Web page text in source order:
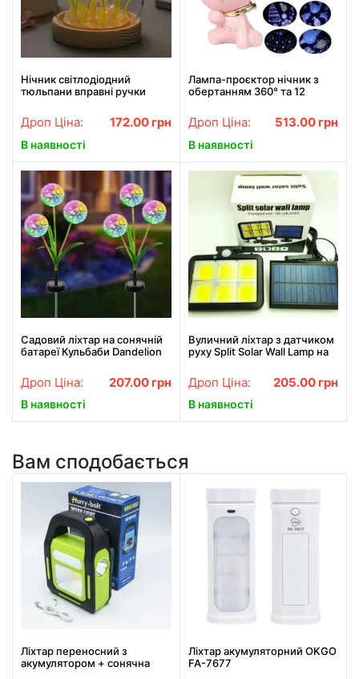
Нічник світлодіодний
тюльпани вправні ручки
Лампа-тюльпан DIY Нічник-
тюльпан
Дроп Ціна: 172.00 грн
В наявності
Лампа-проєктор нічник з
обертанням 360° та 12
настільна декоративна
Дроп Ціна: 513.00 грн
В наявності
Садовий ліхтар на сонячній
батареї Кульбаби Dandelion
Дроп Ціна: 207.00 грн
В наявності
Вуличний ліхтар з датчиком
руху Split Solar Wall Lamp на
Дроп Ціна: 205.00 грн
В наявності
Вам сподобається
Ліхтар переносний з
акумулятором + сонячна
Ліхтар акумуляторний OKGO
FA-7677